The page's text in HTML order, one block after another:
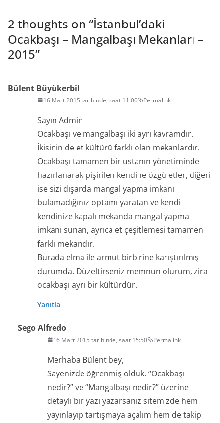
2 thoughts on “İstanbul’daki
Ocakbaşı – Mangalbaşı Mekanları –
2015”
Bülent Büyükerbil
16 Mart 2015 tarihinde, saat 11:00 Permalink
Sayın Admin
Ocakbaşı ve mangalbaşı iki ayrı kavramdır.
İkisinin de et kültürü farklı olan mekanlardır.
Ocakbaşı tamamen bir ustanın yönetiminde
hazırlanarak pişirilen kendine özgü etler, diğeri
ise sizi dışarda mangal yapma imkanı
bulamadığınız optamı yaratan ve kendi
kendinize kapalı mekanda mangal yapma
imkanı sunan, ayrıca et çeşitlemesi tamamen
farklı mekandır.
Burada elma ile armut birbirine karıştırılmış
durumda. Düzeltirseniz memnun olurum, zira
ocakbaşı ayrı bir kültürdür.
Yanıtla
Sego Alfredo
16 Mart 2015 tarihinde, saat 15:50 Permalink
Merhaba Bülent bey,
Sayenizde öğrenmiş olduk. “Ocakbaşı
nedir?” ve “Mangalbaşı nedir?” üzerine
detaylı bir yazı yazarsanız sitemizde hem
yayınlayıp tartışmaya açalım hem de takip